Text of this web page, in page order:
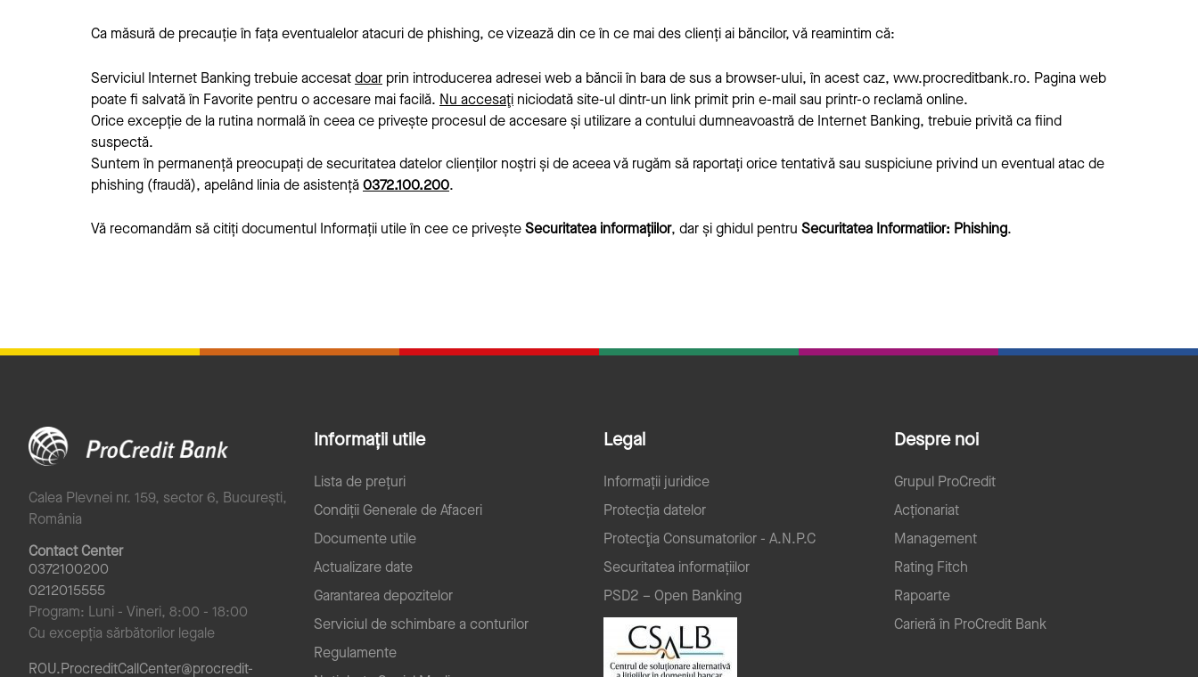
Ca măsură de precauție în fața eventualelor atacuri de phishing, ce vizează din ce în ce mai des clienți ai băncilor, vă reamintim că:
Serviciul Internet Banking trebuie accesatdoar prin introducerea adresei web a băncii în bara de sus a browser-ului, în acest caz, www.procreditbank.ro. Pagina web
poate fi salvată în Favorite pentru o accesare mai facilă. Nu accesaţi niciodată site-ul dintr-un link primit prin e-mail sau printr-o reclamă online.
Orice excepție de la rutina normală în ceea ce privește procesul de accesare și utilizare a contului dumneavoastră de Internet Banking, trebuie privită ca fiind
suspectă.
Suntem în permanență preocupați de securitatea datelor clienților noștri și de aceea vă rugăm să raportați orice tentativă sau suspiciune privind un eventual atac de
phishing (fraudă), apelând linia de asistență0372.100.200.
Vă recomandăm să citiți documentul Informații utile în cee ce priveșteSecuritatea informațiilor, dar și ghidul pentru Securitatea Informatiior: Phishing.
Calea Plevnei nr. 159, sector 6, București,
România
Contact Center
0372100200
0212015555
Program: Luni - Vineri, 8:00 - 18:00
Cu excepția sărbătorilor legale
ROU.ProcreditCallCenter@procredit-
Informații utile
Lista de prețuri
Condiții Generale de Afaceri
Documente utile
Actualizare date
Garantarea depozitelor
Serviciul de schimbare a conturilor
Regulamente
Legal
Informații juridice
Protecția datelor
Protecţia Consumatorilor - A.N.P.C
Securitatea informațiilor
PSD2 – Open Banking
Despre noi
Grupul ProCredit
Acționariat
Management
Rating Fitch
Rapoarte
Carieră în ProCredit Bank